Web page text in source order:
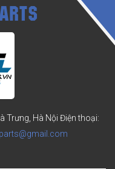
Trưng, Hà Nội Điện thoại: